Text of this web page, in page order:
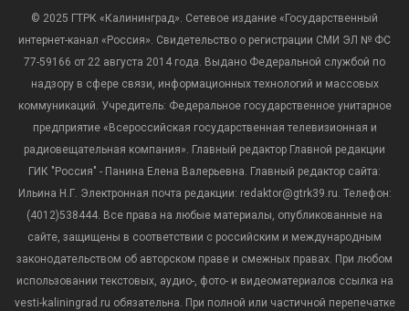
© 2025 ГТРК «Калининград». Сетевое издание «Государственный
интернет-канал «Россия». Свидетельство о регистрации СМИ ЭЛ № ФС
77-59166 от 22 августа 2014 года. Выдано Федеральной службой по
надзору в сфере связи, информационных технологий и массовых
коммуникаций. Учредитель: Федеральное государственное унитарное
предприятие «Всероссийская государственная телевизионная и
радиовещательная компания». Главный редактор Главной редакции
ГИК "Россия" - Панина Елена Валерьевна. Главный редактор сайта:
Ильина Н.Г. Электронная почта редакции: redaktor@gtrk39.ru. Телефон:
(4012)538444. Все права на любые материалы, опубликованные на
сайте, защищены в соответствии с российским и международным
законодательством об авторском праве и смежных правах. При любом
использовании текстовых, аудио-, фото- и видеоматериалов ссылка на
vesti-kaliningrad.ru обязательна. При полной или частичной перепечатке